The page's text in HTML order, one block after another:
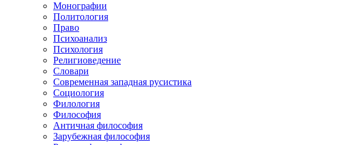
Монографии
Политология
Право
Психоанализ
Психология
Религиоведение
Словари
Современная западная русистика
Социология
Филология
Философия
Античная философия
Зарубежная философия